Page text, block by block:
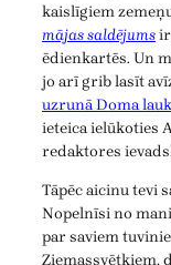
kaislīgiem
mājas saldējums
ēdienkartēs. Un
jo arī grib lasīt
uzrunā Doma
ieteica ielūkoties
redaktores
Tāpēc aicinu tevi
Nopelnīsi no
par saviem
Ziemassvētkiem,